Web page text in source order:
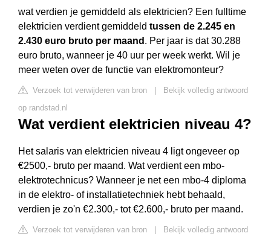
wat verdien je gemiddeld als elektricien? Een fulltime
elektricien verdient gemiddeld tussen de 2.245 en
2.430 euro bruto per maand . Per jaar is dat 30.288
euro bruto, wanneer je 40 uur per week werkt. Wil je
meer weten over de functie van elektromonteur?
Verzoek tot verwijderen van bron
Bekijk volledig antwoord
op randstad.nl
Wat verdient elektricien niveau 4?
Het salaris van elektricien niveau 4 ligt ongeveer op
€2500,- bruto per maand. Wat verdient een mbo-
elektrotechnicus? Wanneer je net een mbo-4 diploma
in de elektro- of installatietechniek hebt behaald,
verdien je zo'n €2.300,- tot €2.600,- bruto per maand.
Verzoek tot verwijderen van bron
Bekijk volledig antwoord